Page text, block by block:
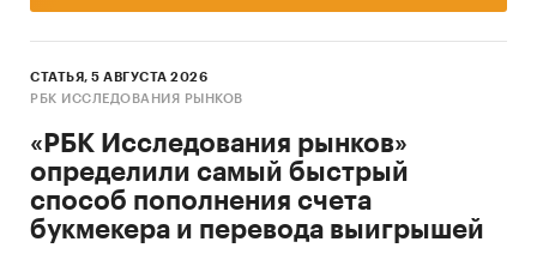
СТАТЬЯ, 5 АВГУСТА 2026
РБК ИССЛЕДОВАНИЯ РЫНКОВ
«РБК Исследования рынков»
определили самый быстрый
способ пополнения счета
букмекера и перевода выигрышей